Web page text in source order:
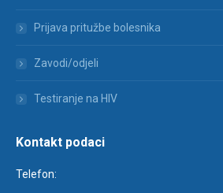
Prijava pritužbe bolesnika
Zavodi/odjeli
Testiranje na HIV
Kontakt podaci
Telefon: